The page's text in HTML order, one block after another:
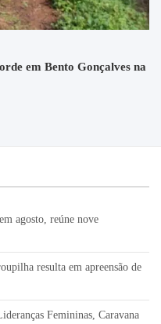
em Bento Gonçalves na
agosto, reúne nove
resulta em apreensão de
Femininas, Caravana